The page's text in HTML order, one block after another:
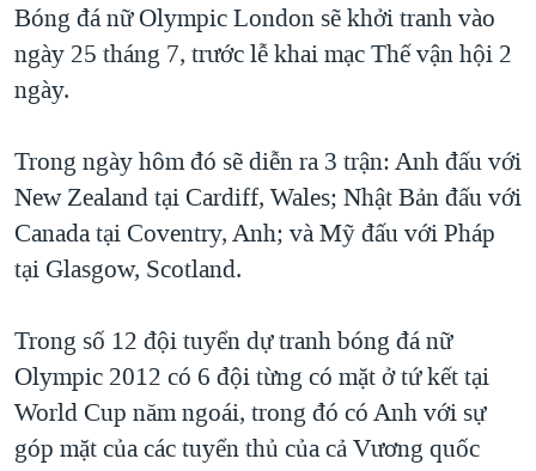
Bóng đá nữ Olympic London sẽ khởi tranh vào
ngày 25 tháng 7, trước lễ khai mạc Thế vận hội 2
ngày.
Trong ngày hôm đó sẽ diễn ra 3 trận: Anh đấu với
New Zealand tại Cardiff, Wales; Nhật Bản đấu với
Canada tại Coventry, Anh; và Mỹ đấu với Pháp
tại Glasgow, Scotland.
Trong số 12 đội tuyển dự tranh bóng đá nữ
Olympic 2012 có 6 đội từng có mặt ở tứ kết tại
World Cup năm ngoái, trong đó có Anh với sự
góp mặt của các tuyển thủ của cả Vương quốc